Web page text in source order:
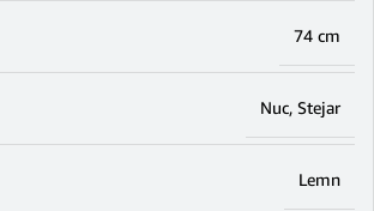
74 cm
Nuc, Stejar
Lemn